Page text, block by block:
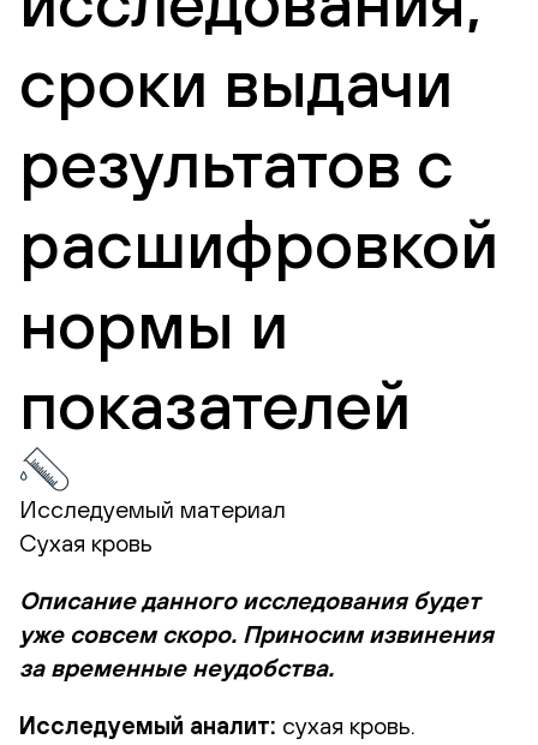
сроки выдачи
результатов с
расшифровкой
нормы и
показателей
Исследуемый материал
Сухая кровь
Описание данного исследования будет
уже совсем скоро. Приносим извинения
за временные неудобства.
Исследуемый аналит: сухая кровь.